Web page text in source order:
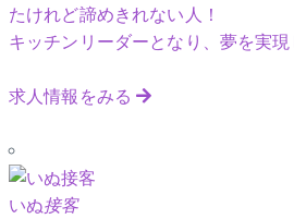
たけれど諦めきれない人！
キッチンリーダーとなり、夢を実
求人情報をみる
いぬ接客